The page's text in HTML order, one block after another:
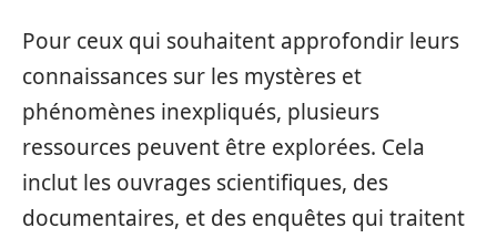
Pour ceux qui souhaitent approfondir leurs
connaissances sur les mystères et
phénomènes inexpliqués, plusieurs
ressources peuvent être explorées. Cela
inclut les ouvrages scientifiques, des
documentaires, et des enquêtes qui traitent